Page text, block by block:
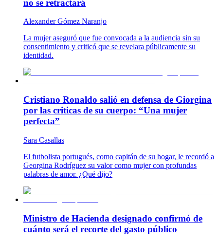
no se retractará
Alexander Gómez Naranjo
La mujer aseguró que fue convocada a la audiencia sin su
consentimiento y criticó que se revelara públicamente su
identidad.
Cristiano Ronaldo salió en defensa de Giorgina
por las criticas de su cuerpo: “Una mujer
perfecta”
Sara Casallas
El futbolista portugués, como capitán de su hogar, le recordó a
Georgina Rodríguez su valor como mujer con profundas
palabras de amor. ¿Qué dijo?
Ministro de Hacienda designado confirmó de
cuánto será el recorte del gasto público